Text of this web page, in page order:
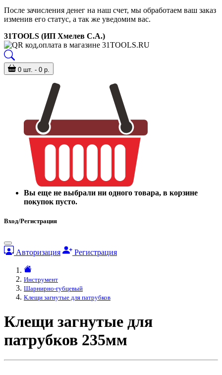
После зачисления денег на наш счет, мы обработаем ваш заказ
изменив его статус, а так же уведомим вас.
31TOOLS (ИП Хмелев С.А.)
0 шт. - 0 р.
Вы еще не выбрали ни одного товара, в корзине
покупок пусто.
Вход/Регистрация
Авторизация Регистрация
Инструмент
Шарнирно-губцевый
Клещи загнутые для патрубков
Клещи загнутые для
патрубков 235мм